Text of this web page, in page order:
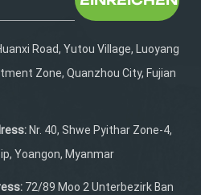
Road, Yutou Village, Luoyang
Zone, Quanzhou City, Fujian
Nr. 40, Shwe Pyithar Zone-4,
Yoangon, Myanmar
72/89 Moo 2 Unterbezirk Ban